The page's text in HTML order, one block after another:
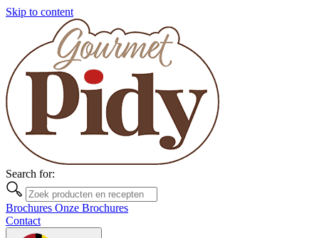
Skip to content
Search for:
Brochures Onze Brochures
Contact